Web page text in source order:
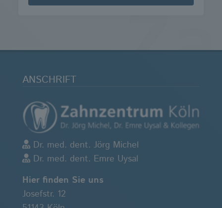
ANSCHRIFT
Dr. med. dent. Jörg Michel
Dr. med. dent. Emre Uysal
Hier finden Sie uns
Josefstr. 12